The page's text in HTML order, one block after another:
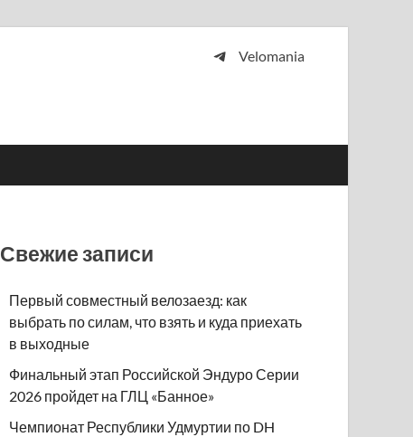
Velomania
Свежие записи
Первый совместный велозаезд: как
выбрать по силам, что взять и куда приехать
в выходные
Финальный этап Российской Эндуро Серии
2026 пройдет на ГЛЦ «Банное»
Чемпионат Республики Удмуртии по DH